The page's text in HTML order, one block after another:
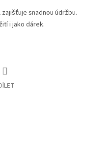
snadnou údržbu.
i jako dárek.